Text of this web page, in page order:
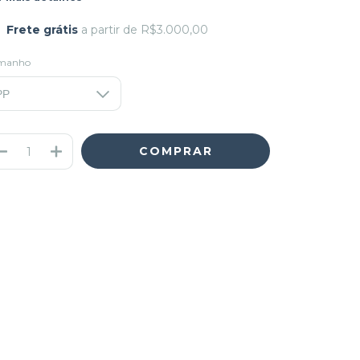
Frete grátis a partir de R$3.000,00